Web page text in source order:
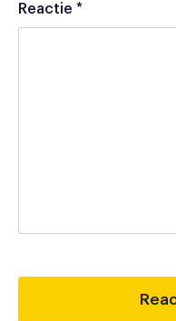
Reactie *